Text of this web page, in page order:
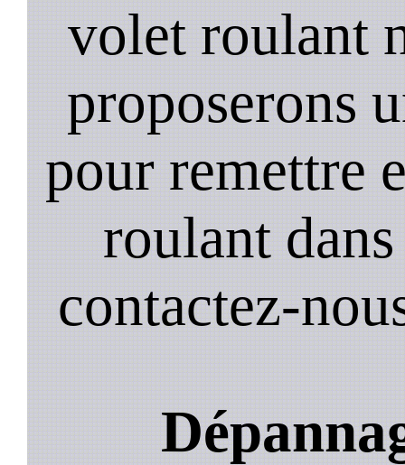
volet roulant
proposerons
pour remettre
roulant
contactez-